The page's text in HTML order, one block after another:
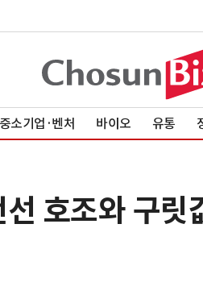
중소기업·벤처 바이오 유통
호조와 구